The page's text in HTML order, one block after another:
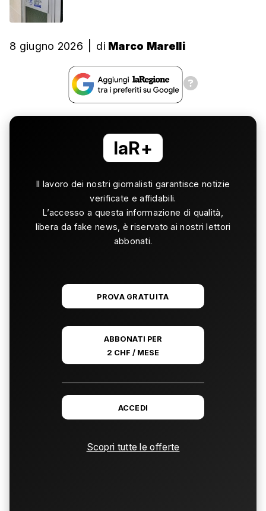
8 giugno 2026 di Marco Marelli
laR+
Il lavoro dei nostri giornalisti garantisce notizie
verificate e affidabili.
L’accesso a questa informazione di qualità,
libera da fake news, è riservato ai nostri lettori
abbonati.
PROVA GRATUITA
ABBONATI PER
2 CHF / MESE
ACCEDI
Scopri tutte le offerte